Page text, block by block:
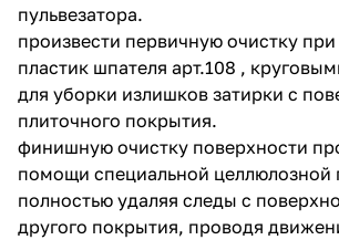
пульвезатора.
произвести первичную очистку
пластик шпателя арт.108 ,
для уборки излишков затирки с
плиточного покрытия.
финишную очистку поверхности
помощи специальной целлюлозной
полностью удаляя следы c
другого покрытия, проводя